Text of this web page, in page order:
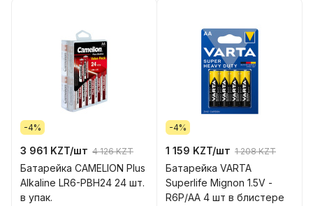
-4%
3 961 KZT/шт 4 126 KZT
Батарейка CAMELION Plus
Alkaline LR6-PBH24 24 шт.
в упак.
-4%
1 159 KZT/шт 1 208 KZT
Батарейка VARTA
Superlife Mignon 1.5V -
R6P/AA 4 шт в блистере